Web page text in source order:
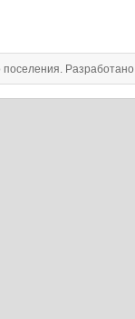
поселения.